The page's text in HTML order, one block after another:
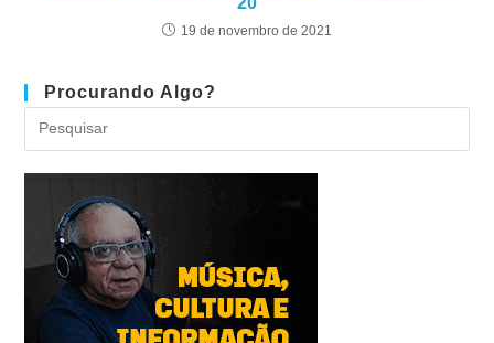
19 de novembro de 2021
Procurando Algo?